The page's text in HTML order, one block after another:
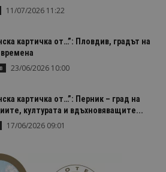
11/07/2026 11:22
картичка от…”: Пловдив, градът на
23/06/2026 10:00
картичка от…”: Перник – град на
културата и вдъхновяващите...
17/06/2026 09:01